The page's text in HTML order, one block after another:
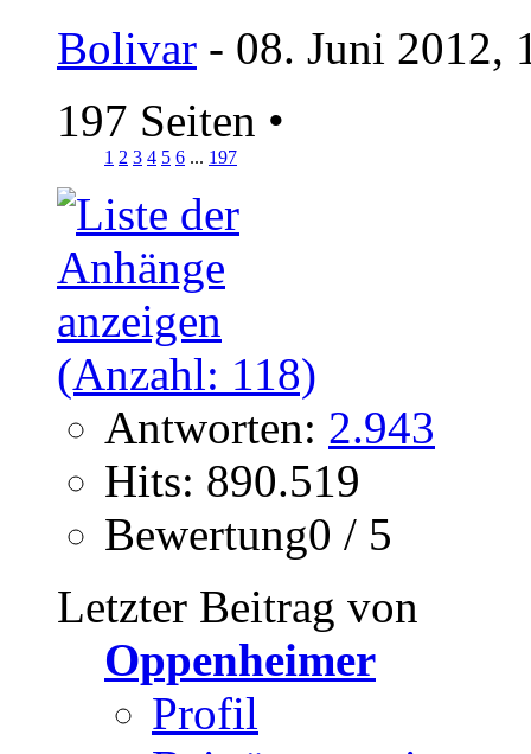
Bolivar - 08. Juni 2012,
197 Seiten •
1 2 3 4 5 6 ... 197
Antworten: 2.943
Hits: 890.519
Bewertung0 / 5
Letzter Beitrag von
Oppenheimer
Profil